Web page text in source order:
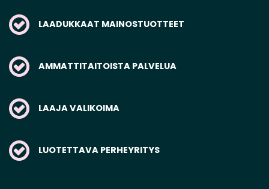
LAADUKKAAT MAINOSTUOTTEET
AMMATTITAITOISTA PALVELUA
LAAJA VALIKOIMA
LUOTETTAVA PERHEYRITYS